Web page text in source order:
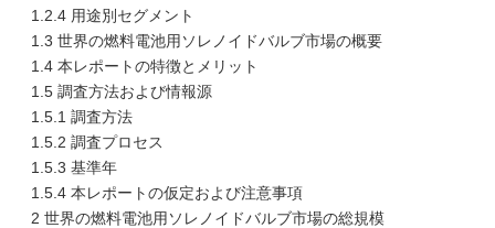
1.2.4 用途別セグメント
1.3 世界の燃料電池用ソレノイドバルブ市場の概要
1.4 本レポートの特徴とメリット
1.5 調査方法および情報源
1.5.1 調査方法
1.5.2 調査プロセス
1.5.3 基準年
1.5.4 本レポートの仮定および注意事項
2 世界の燃料電池用ソレノイドバルブ市場の総規模